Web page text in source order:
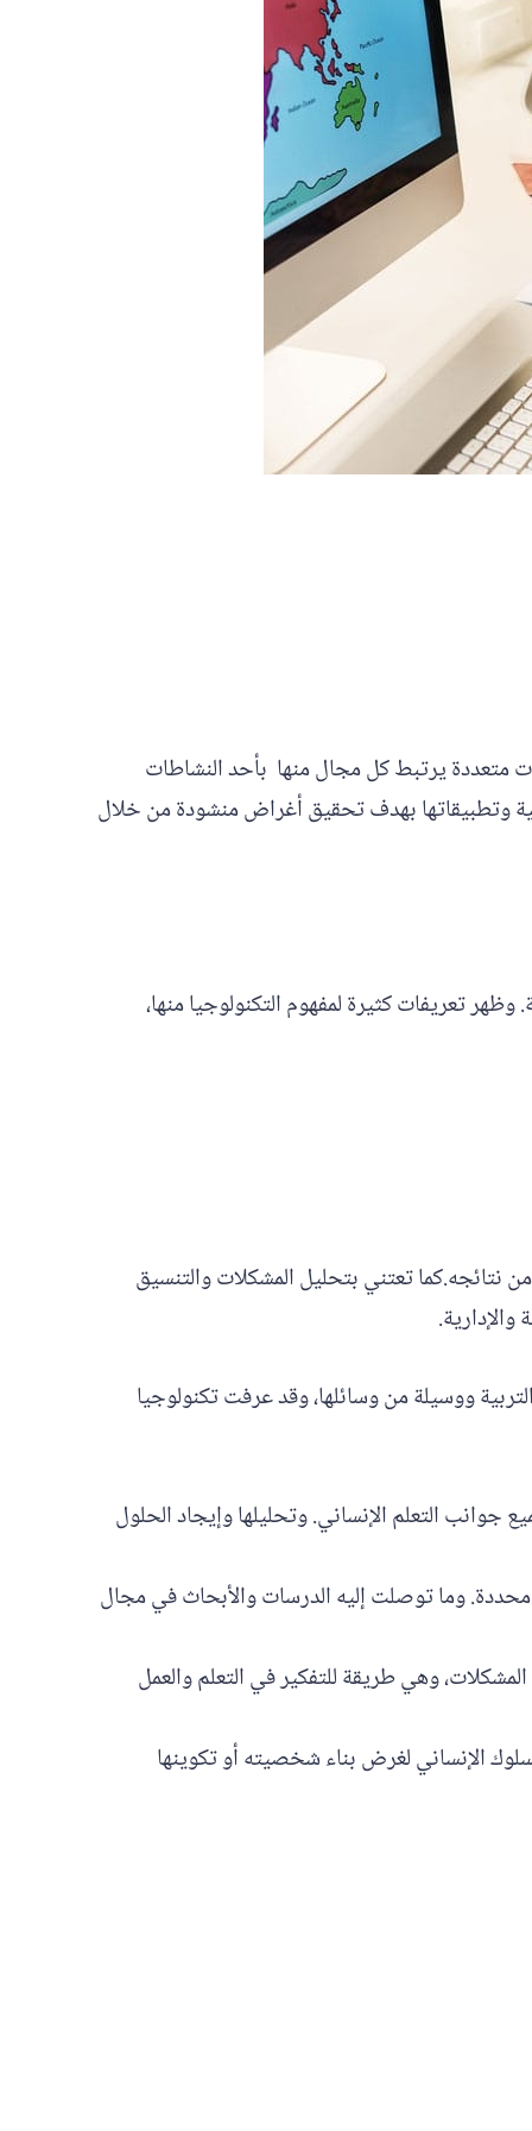
متعددة يرتبط كل مجال منها بأحد النشاطات
وتطبيقاتها بهدف تحقيق أغراض منشودة من خلال
تعريفات كثيرة لمفهوم التكنولوجيا منها،
نتائجه.كما تعتني بتحليل المشكلات والتنسيق
والإدارية.
ووسيلة من وسائلها، وقد عرفت تكنولوجيا
التعلم الإنساني. وتحليلها وإيجاد الحلول
محددة. وما توصلت إليه الدرسات والأبحاث في مجال
وهي طريقة للتفكير في التعلم والعمل
الإنساني لغرض بناء شخصيته أو تكوينها